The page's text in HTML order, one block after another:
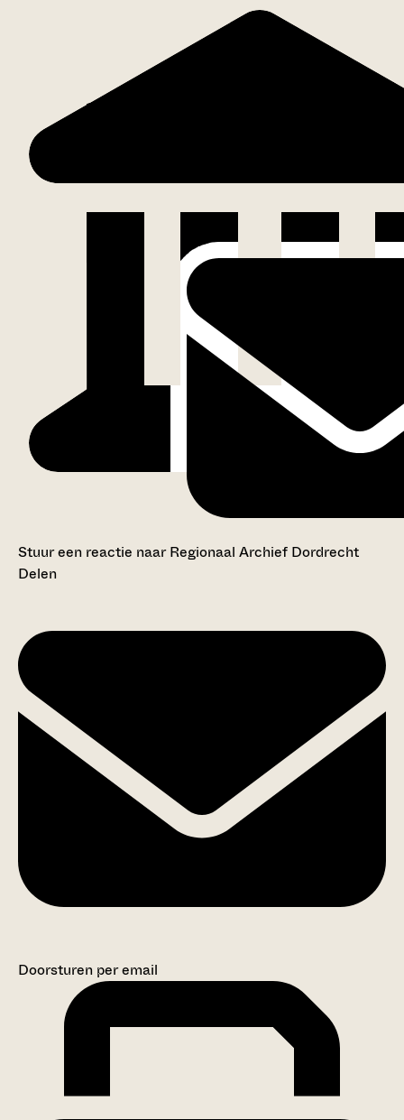
Stuur een reactie naar Regionaal Archief Dordrecht
Delen
Doorsturen per email